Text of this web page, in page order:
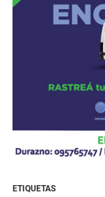
ETIQUETAS